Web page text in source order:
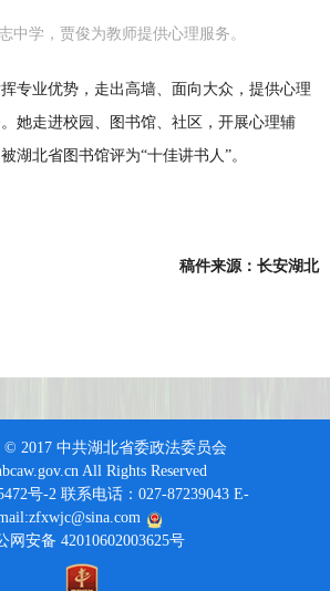
中学，贾俊为教师提供心理服务。
专业优势，走出高墙、面向大众，提供心理
她走进校园、图书馆、社区，开展心理辅
湖北省图书馆评为“十佳讲书人”。
稿件来源：长安湖北
© 2017 中共湖北省委政法委员会
All Rights Reserved
号-2 联系电话：027-87239043 E-
网安备 42010602003625号